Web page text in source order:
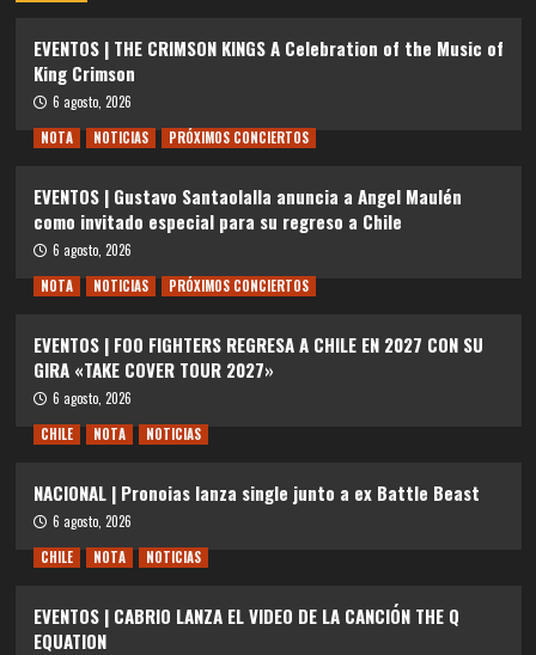
EVENTOS | THE CRIMSON KINGS A Celebration of the Music of
King Crimson
6 agosto, 2026
NOTA
NOTICIAS PRÓXIMOS CONCIERTOS
EVENTOS | Gustavo Santaolalla anuncia a Angel Maulén
como invitado especial para su regreso a Chile
6 agosto, 2026
NOTA
NOTICIAS PRÓXIMOS CONCIERTOS
EVENTOS | FOO FIGHTERS REGRESA A CHILE EN 2027 CON SU
GIRA «TAKE COVER TOUR 2027»
6 agosto, 2026
CHILE
NOTA NOTICIAS
NACIONAL | Pronoias lanza single junto a ex Battle Beast
6 agosto, 2026
CHILE
NOTA NOTICIAS
EVENTOS | CABRIO LANZA EL VIDEO DE LA CANCIÓN THE Q
EQUATION